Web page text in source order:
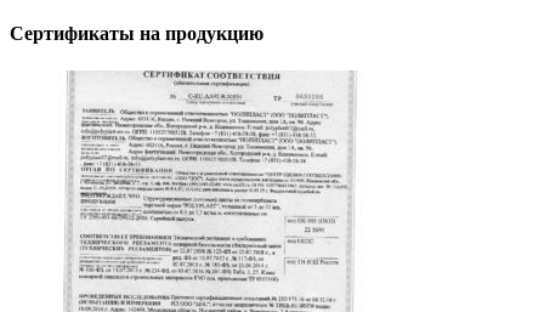
Сертификаты на продукцию